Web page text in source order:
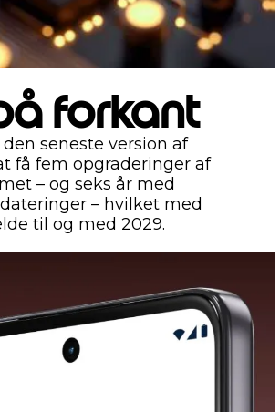
forkant
seneste version af
få fem opgraderinger af
– og seks år med
– hvilket med
til og med 2029.